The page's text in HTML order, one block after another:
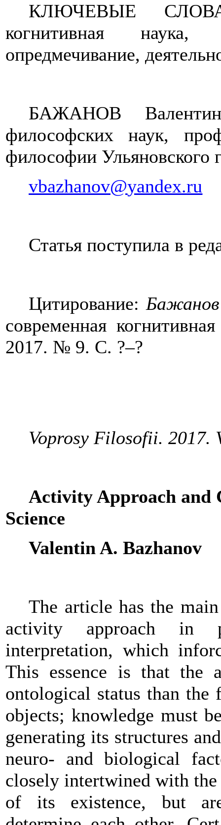
КЛЮЧЕВЫЕ СЛОВА:
когнитивная наука,
опредмечивание,
БАЖАНОВ
философских наук,
философии Ульяновского
vbazhanov@yandex.ru
Статья поступила в
Цитирование:
современная
2017. № 9. С. ?–?
Voprosy Filosofii. 2017.
Activity Approach and
Science
Valentin A. Bazhanov
The article has the
activity approach in
interpretation, which
This essence is that the
ontological status than
objects; knowledge must
generating its structures
neuro- and biological
closely intertwined with
of its existence, but